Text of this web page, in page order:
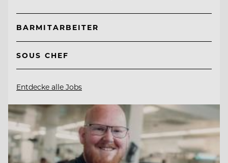
BARMITARBEITER
SOUS CHEF
Entdecke alle Jobs